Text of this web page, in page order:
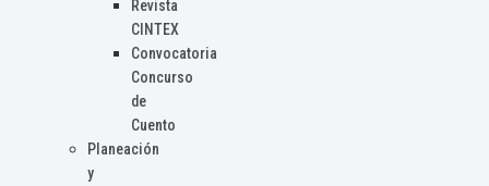
Revista
CINTEX
Convocatoria
Concurso
de
Cuento
Planeación
y